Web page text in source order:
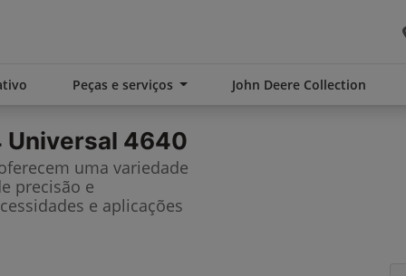
Peças e serviços John Deere Collection
Universal 4640
uma variedade
precisão e
e aplicações